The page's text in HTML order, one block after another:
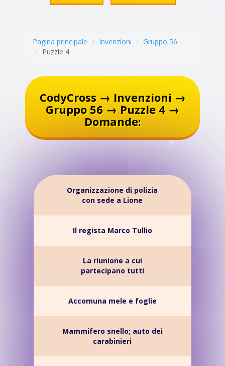
Pagina principale Invenzioni
Gruppo 56
Puzzle 4
CodyCross → Invenzioni →
Gruppo 56 → Puzzle 4 →
Domande:
Organizzazione di polizia
con sede a Lione
Il regista Marco Tullio
La riunione a cui
partecipano tutti
Accomuna mele e foglie
Mammifero snello; auto dei
carabinieri